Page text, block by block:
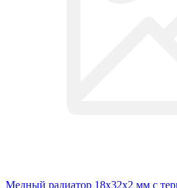
Медный радиатор 18х32х2 мм с